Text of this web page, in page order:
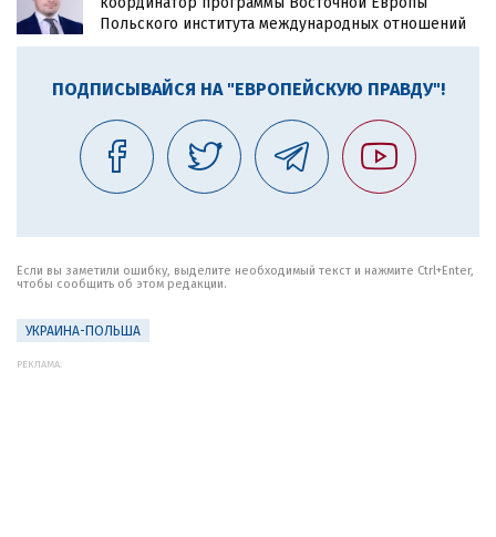
Польского института международных отношений
ПОДПИСЫВАЙСЯ НА "ЕВРОПЕЙСКУЮ ПРАВДУ"!
Если вы заметили ошибку, выделите необходимый текст и нажмите Ctrl+Enter,
чтобы сообщить об этом редакции.
УКРАИНА-ПОЛЬША
РЕКЛАМА: